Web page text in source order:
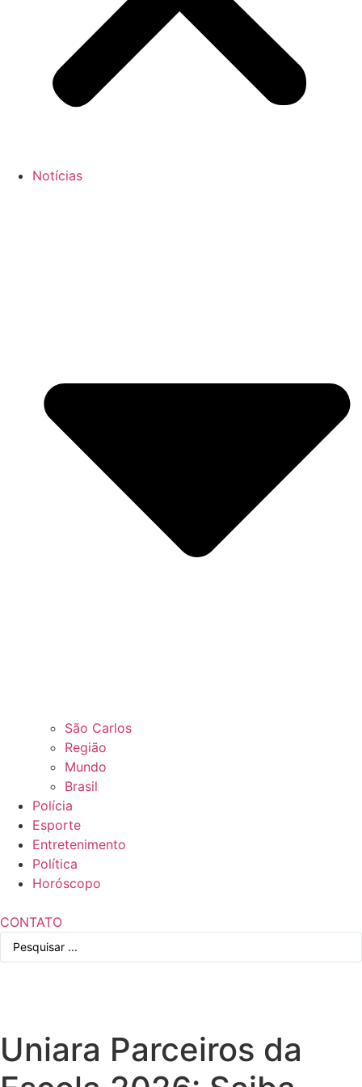
Notícias
São Carlos
Região
Mundo
Brasil
Polícia
Esporte
Entretenimento
Política
Horóscopo
CONTATO
Pesquisar
Uniara Parceiros da